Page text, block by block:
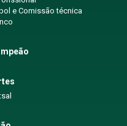
e Comissão técnica